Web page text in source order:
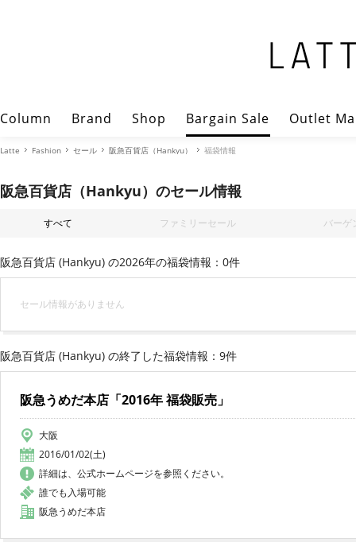
Column Brand Shop Bargain Sale Outlet
Latte Fashion セール 阪急百貨店（Hankyu） 福袋情報
阪急百貨店（Hankyu）のセール情報
すべて ファミリーセール バーゲ
阪急百貨店 (Hankyu) の2026年の福袋情報：0件
セール情報がありません
阪急百貨店 (Hankyu) の終了した福袋情報：9件
阪急うめだ本店「2016年 福袋販売」
大阪
2016/01/02(土)
詳細は、公式ホームページを参照ください。
誰でも入場可能
阪急うめだ本店